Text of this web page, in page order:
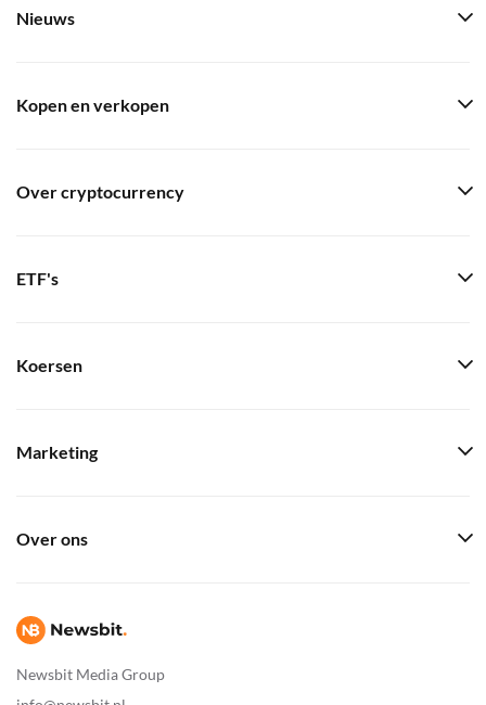
Newsbit Media Group
Nieuws
Kopen en verkopen
Over cryptocurrency
ETF's
Koersen
Marketing
Over ons